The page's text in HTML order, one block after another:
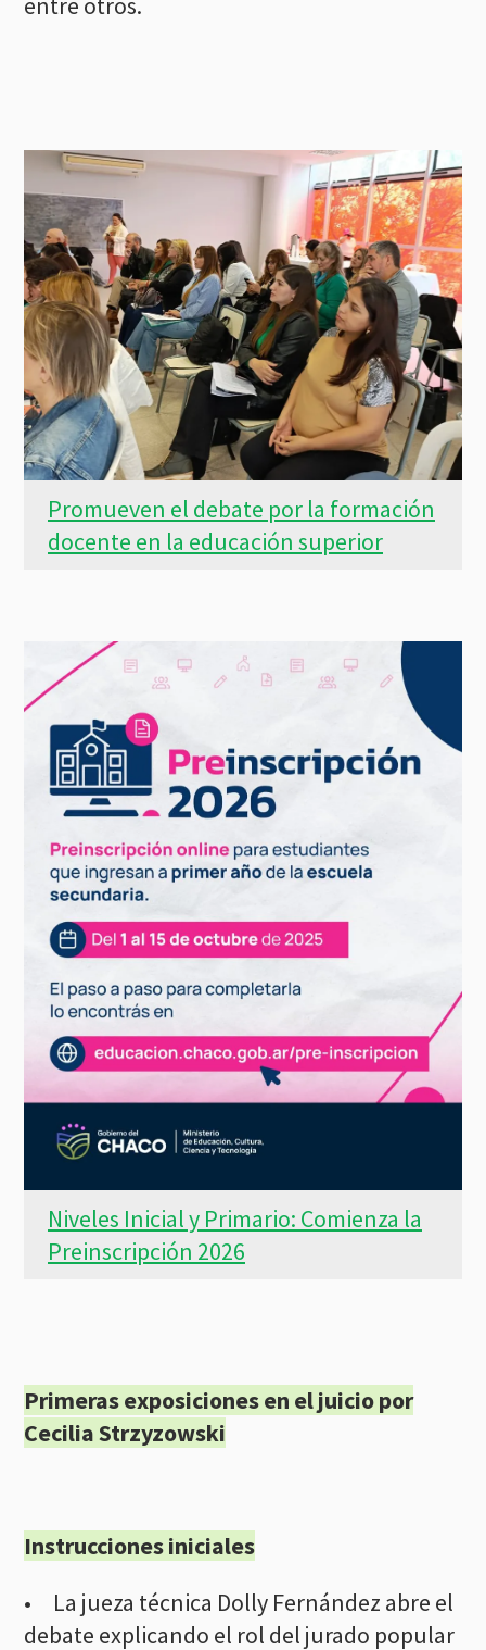
Promueven el debate por la formación
docente en la educación superior
Niveles Inicial y Primario: Comienza la
Preinscripción 2026
Primeras exposiciones en el juicio por
Cecilia Strzyzowski
Instrucciones iniciales
• La jueza técnica Dolly Fernández abre el
debate explicando el rol del jurado popular